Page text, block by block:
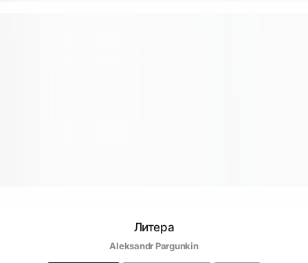
Литера
Aleksandr Pargunkin